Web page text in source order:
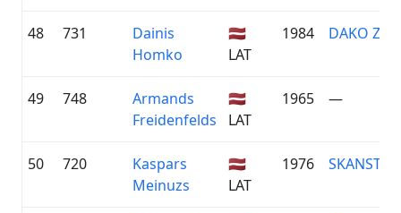
48 731
Dainis
Homko
🇱🇻
LAT
1984 DAKO
49 748
Armands
Freidenfelds
🇱🇻
LAT
1965 —
50 720
Kaspars
Meinuzs
🇱🇻
LAT
1976 SKANSTE/